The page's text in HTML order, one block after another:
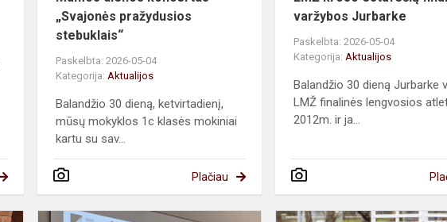
„Svajonės pražydusios
stebuklais“
Paskelbta: 2026-05-04
Kategorija:Aktualijos
Balandžio 30 dieną, ketvirtadienį,
mūsų mokyklos 1c klasės mokiniai
kartu su sav...
Plačiau
varžybos Jurbarke
Paskelbta: 2026-05-04
Kategorija:Aktualijos
Balandžio 30 dieną Jurbarke
LMŽ finalinės lengvosios
2012m. ir ja...
Respublikinė
Gerosios